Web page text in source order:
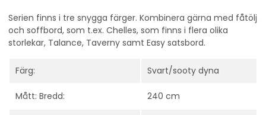
Serien finns i tre snygga färger. Kombinera gärna med fåtölj
och soffbord, som t.ex. Chelles, som finns i flera olika
storlekar, Talance, Taverny samt Easy satsbord.
Färg: Svart/sooty dyna
Mått: Bredd: 240 cm